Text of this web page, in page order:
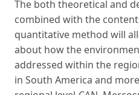
The both theoretical and
combined with the
quantitative method will
about how the
addressed within the
in South America and